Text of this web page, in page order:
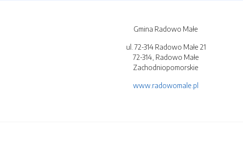
Gmina Radowo Małe
ul. 72-314 Radowo Małe 21
72-314, Radowo Małe
Zachodniopomorskie
www.radowomale.pl